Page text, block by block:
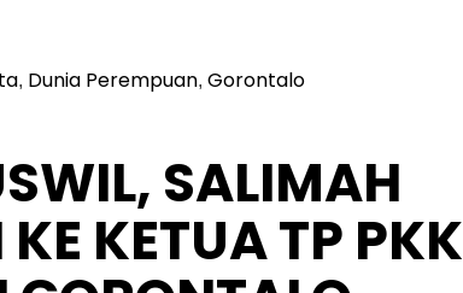
, Dunia Perempuan, Gorontalo
SALIMAH
KETUA TP PKK